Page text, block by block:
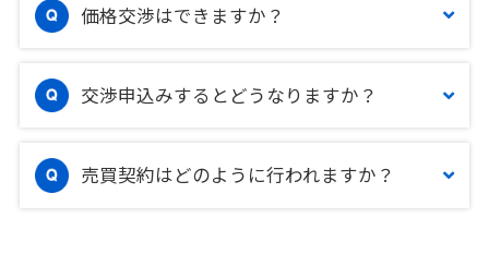
価格交渉はできますか？
交渉申込みするとどうなりますか？
売買契約はどのように行われますか？